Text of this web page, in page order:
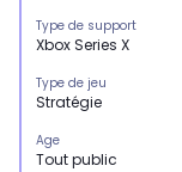
Type de support
Xbox Series X
Type de jeu
Stratégie
Age
Tout public